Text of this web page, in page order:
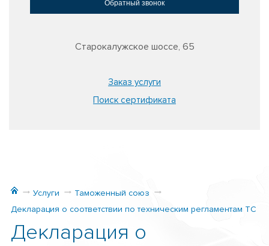
Обратный звонок
Старокалужское шоссе, 65
Заказ услуги
Поиск сертификата
Услуги
Таможенный союз
Декларация о соответствии по техническим регламентам ТС
Декларация о